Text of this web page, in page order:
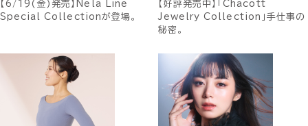
【6/19(金)発売】Nela Line
Special Collectionが登場。
【好評発売中】「Chacott
Jewelry Collection」手仕事の
秘密。